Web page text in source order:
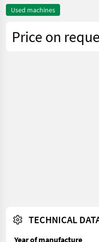
Used machines
Price on
TECHNICAL
Year of manufacture